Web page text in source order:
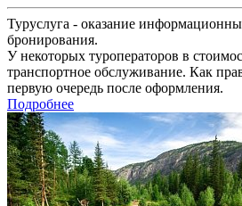
Туруслуга - оказание
бронирования.
У некоторых туроператоров в
транспортное обслуживание. Как
первую очередь после оформления.
Подробнее